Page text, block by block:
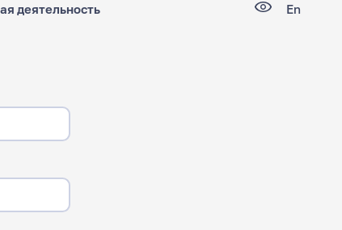
деятельность En